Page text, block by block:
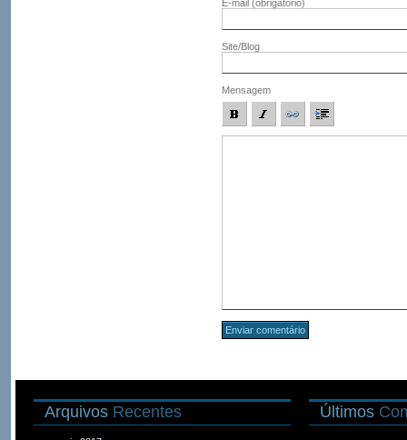
E-mail (obrigatório)
Site/Blog
Mensagem
Arquivos Recentes Últimos